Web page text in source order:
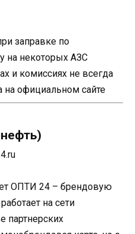
заправке по
на некоторых АЗС
и комиссиях не всегда
на официальном сайте
ОПТИ 24 – брендовую
на сети
партнерских